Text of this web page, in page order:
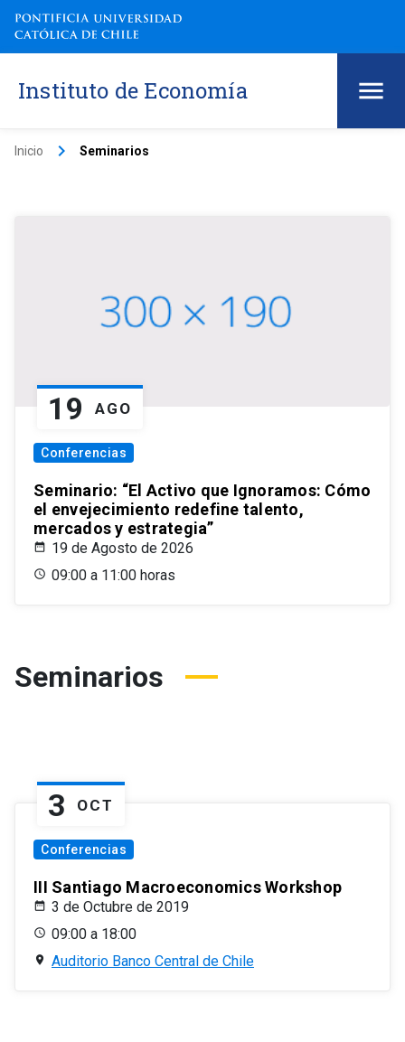
Instituto de Economía
Inicio keyboard_arrow_right Seminarios
19 AGO
Conferencias
Seminario: “El Activo que Ignoramos: Cómo
el envejecimiento redefine talento,
mercados y estrategia”
19 de Agosto de 2026
09:00 a 11:00 horas
Seminarios
3 OCT
Conferencias
III Santiago Macroeconomics Workshop
3 de Octubre de 2019
09:00 a 18:00
Auditorio Banco Central de Chile